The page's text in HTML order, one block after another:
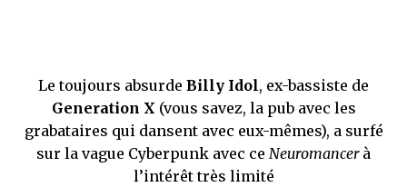
Le toujours absurde Billy Idol, ex-bassiste de
Generation X (vous savez, la pub avec les
grabataires qui dansent avec eux-mêmes), a surfé
sur la vague Cyberpunk avec ce Neuromancerà
l’intérêt très limité